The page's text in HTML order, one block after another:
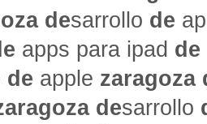
desarrollo de
apps para ipad de
de apple zaragoza
desarrollo